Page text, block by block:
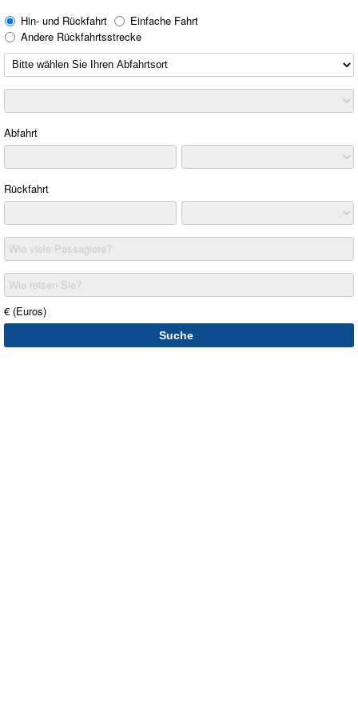
Hin- und Rückfahrt
Einfache Fahrt
Andere Rückfahrtsstrecke
Abfahrt
Rückfahrt
Wie viele Passagiere?
Wie reisen Sie?
€ (Euros)
Suche